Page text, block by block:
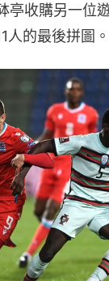
亭收購另一位
人的最後拼圖。